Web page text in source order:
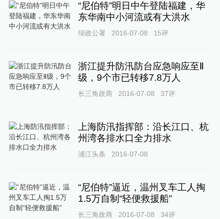
“尼伯特”明日中午登陆福建，华
东华南中小河流或有大洪水
绿政公署 2016-07-08 15评
浙江提升防汛防台应急响应至Ⅱ
级，9个市已转移7.8万人
长三角政商 2016-07-08 37评
上海防汛指挥部：沿长江口、杭
州湾各排水口全力排水
浦江头条 2016-07-08
“尼伯特”逼近，温州叉车工人掏
1.5万自制“轻便救援船”
长三角政商 2016-07-08 34评